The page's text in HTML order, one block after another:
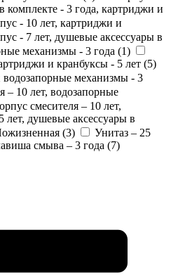
комплекте - 3 года, картриджи и
- 10 лет, картриджи и
- 7 лет, душевые аксессуары в
механизмы - 3 года (1)
и кранбуксы - 5 лет (5)
водозапорные механизмы - 3
– 10 лет, водозапорные
смесителя – 10 лет,
душевые аксессуары в
(3)
Унитаз – 25
смыва – 3 года (7)